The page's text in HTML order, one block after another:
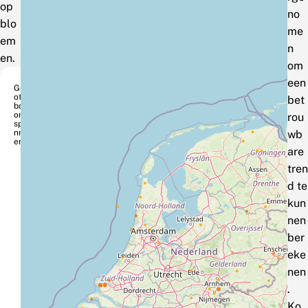
op
blo
em
en.
Gr
ote
bo
om
spa
nn
er
no
me
n
om
een
bet
rou
wb
are
tren
d te
kun
nen
ber
eke
nen
.